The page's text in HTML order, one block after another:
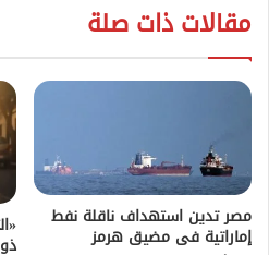
مقالات ذات صلة
مصر تدين استهداف ناقلة نفط
إماراتية فى مضيق هرمز